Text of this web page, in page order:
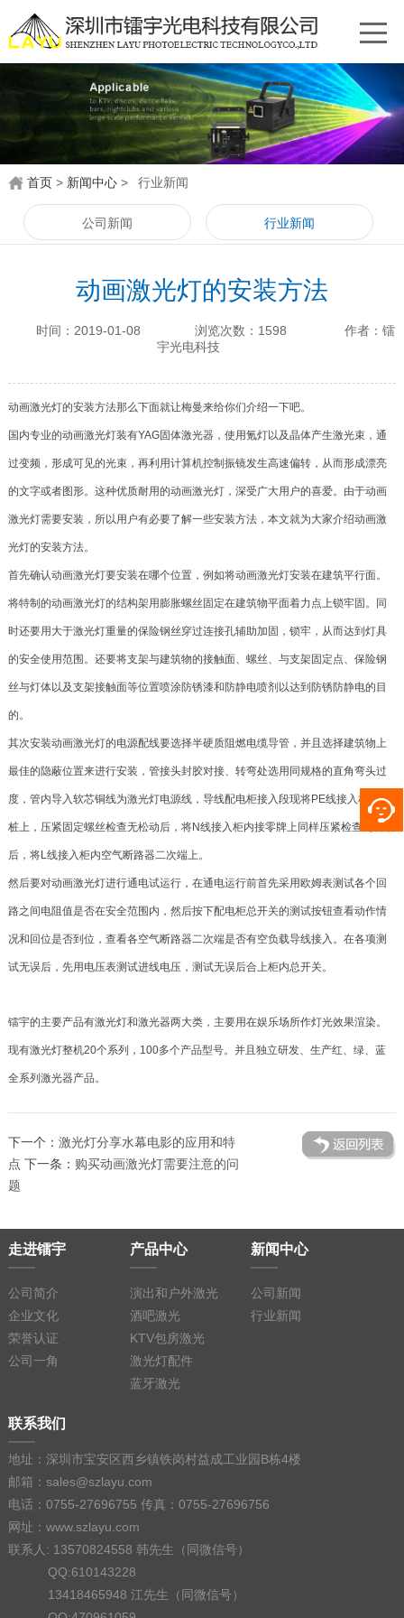
首页 > 新闻中心 > 行业新闻
公司新闻 行业新闻
动画激光灯的安装方法
时间：2019-01-08 浏览次数：1598
作者：镭
宇光电科技
动画激光灯的安装方法那么下面就让梅曼来给你们介绍一下吧。
国内专业的动画激光灯装有YAG固体激光器，使用氪灯以及晶体产生激光束，通
过变频，形成可见的光束，再利用计算机控制振镜发生高速偏转，从而形成漂亮
的文字或者图形。这种优质耐用的动画激光灯，深受广大用户的喜爱。由于动画
激光灯需要安装，所以用户有必要了解一些安装方法，本文就为大家介绍动画激
光灯的安装方法。
首先确认动画激光灯要安装在哪个位置，例如将动画激光灯安装在建筑平行面。
将特制的动画激光灯的结构架用膨胀螺丝固定在建筑物平面着力点上锁牢固。同
时还要用大于激光灯重量的保险钢丝穿过连接孔辅助加固，锁牢，从而达到灯具
的安全使用范围。还要将支架与建筑物的接触面、螺丝、与支架固定点、保险钢
丝与灯体以及支架接触面等位置喷涂防锈漆和防静电喷剂以达到防锈防静电的目
的。
其次安装动画激光灯的电源配线要选择半硬质阻燃电缆导管，并且选择建筑物上
最佳的隐蔽位置来进行安装，管接头封胶对接、转弯处选用同规格的直角弯头过
度，管内导入软芯铜线为激光灯电源线，导线配电柜接入段现将PE线接入柜内PE
桩上，压紧固定螺丝检查无松动后，将N线接入柜内接零牌上同样压紧检查无松动
后，将L线接入柜内空气断路器二次端上。
然后要对动画激光灯进行通电试运行，在通电运行前首先采用欧姆表测试各个回
路之间电阻值是否在安全范围内，然后按下配电柜总开关的测试按钮查看动作情
况和回位是否到位，查看各空气断路器二次端是否有空负载导线接入。在各项测
试无误后，先用电压表测试进线电压，测试无误后合上柜内总开关。
镭宇的主要产品有激光灯和激光器两大类，主要用在娱乐场所作灯光效果渲染。
现有激光灯整机20个系列，100多个产品型号。并且独立研发、生产红、绿、蓝
全系列激光器产品。
下一个： 激光灯分享水幕电影的应用和特
点 下一条： 购买动画激光灯需要注意的问
题
走进镭宇
公司简介
企业文化
荣誉认证
公司一角
产品中心
演出和户外激光
酒吧激光
KTV包房激光
激光灯配件
蓝牙激光
新闻中心
公司新闻
行业新闻
联系我们
地址：深圳市宝安区西乡镇铁岗村益成工业园B栋4楼
邮箱：sales@szlayu.com
电话：0755-27696755 传真：0755-27696756
网址：www.szlayu.com
联系人: 13570824558 韩先生（同微信号）
QQ:610143228
13418465948 江先生（同微信号）